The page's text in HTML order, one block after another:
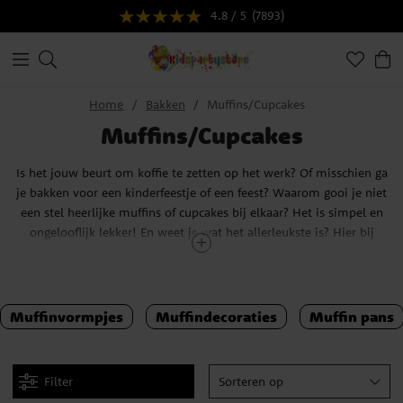
4.8 / 5 (7893)
Home Bakken Muffins/Cupcakes
Muffins/Cupcakes
Is het jouw beurt om koffie te zetten op het werk? Of misschien ga
je bakken voor een kinderfeestje of een feest? Waarom gooi je niet
een stel heerlijke muffins of cupcakes bij elkaar? Het is simpel en
ongelooflijk lekker! En weet je wat het allerleukste is? Hier bij
Kidspartystore vind je alles wat je maar kunt bedenken om
klare bakmixen en muffin decoraties.
Heb je je ooit afgevraagd wat het verschil is tussen muffins en
Muffinvormpjes Muffindecoraties Muffin pans
Filter Sorteren op